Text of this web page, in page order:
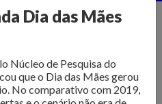
Dia das Mães
Núcleo de Pesquisa do
que o Dia das Mães gerou
No comparativo com 2019,